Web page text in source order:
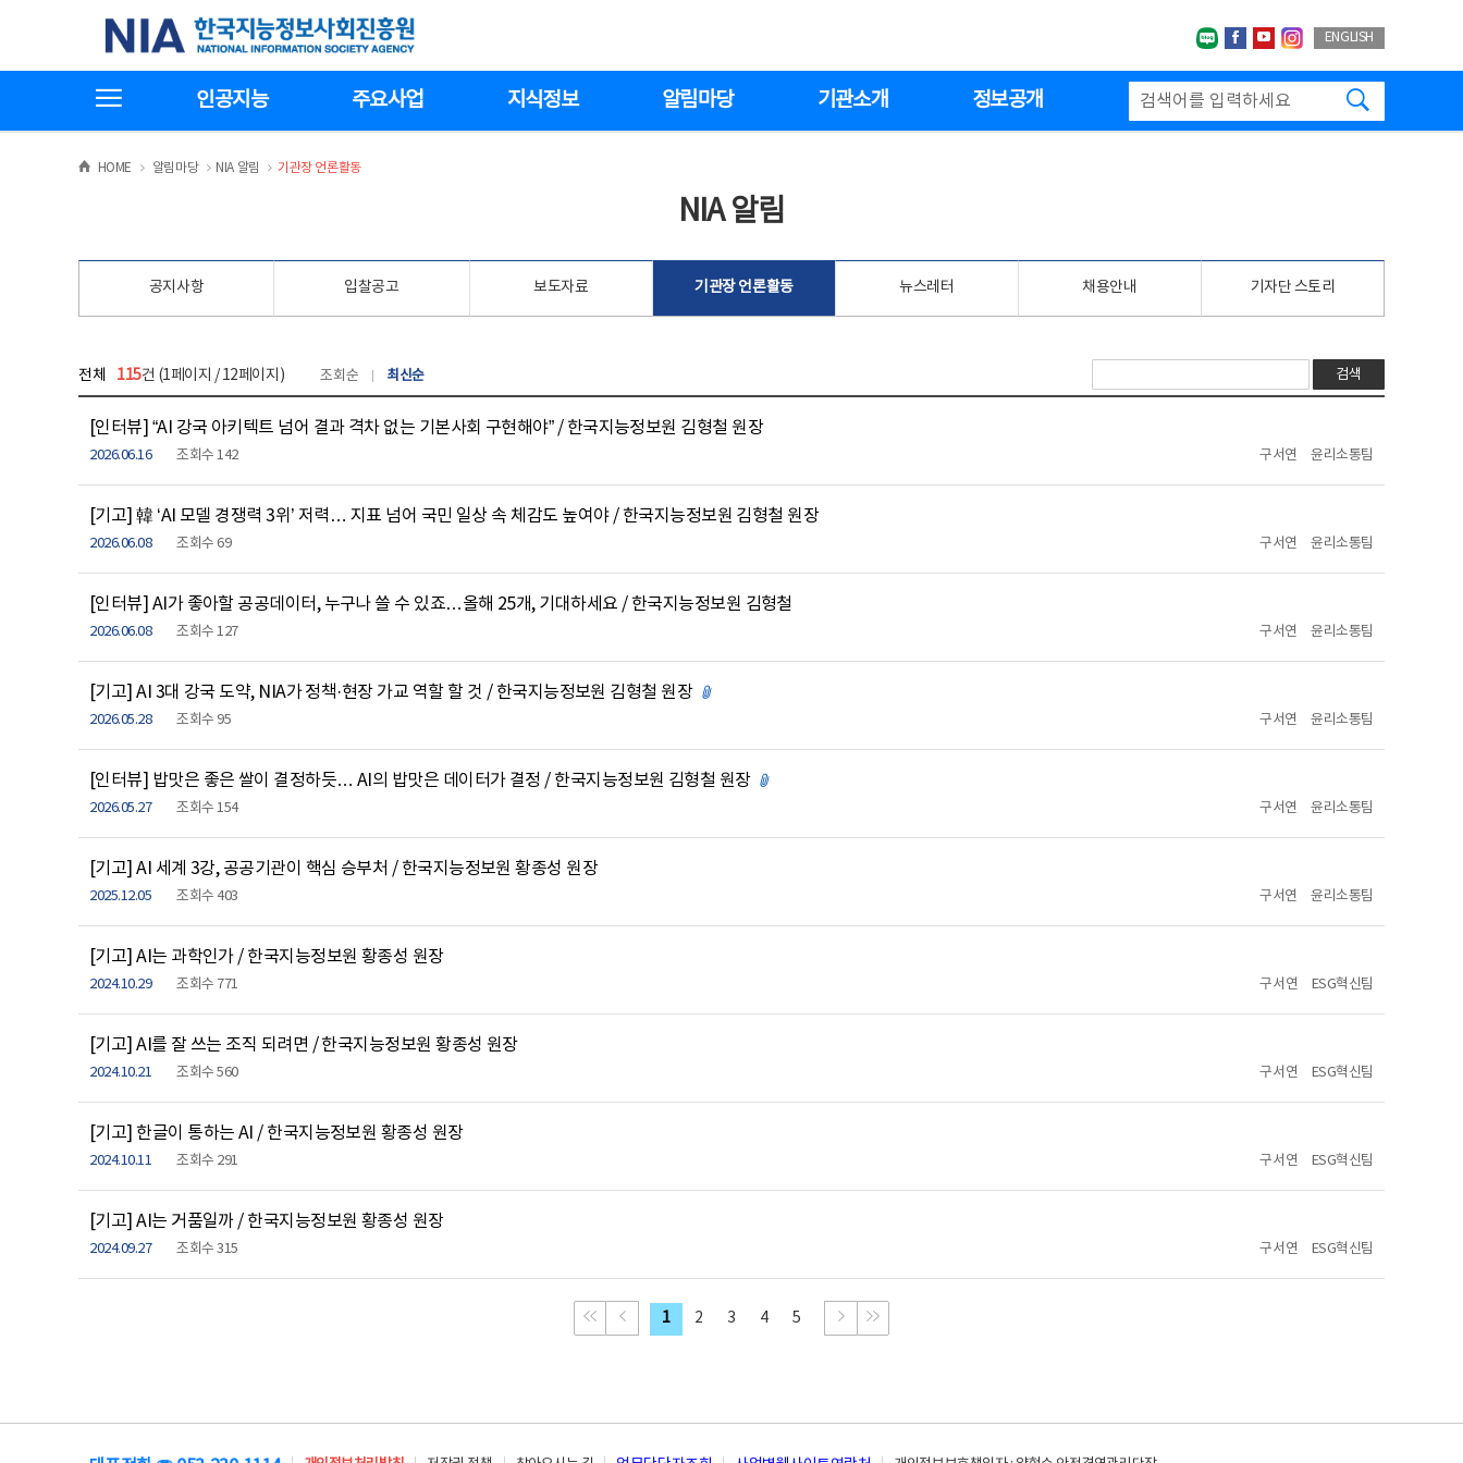
기
한국지능정보사회진흥원
네이버블로그
페이스북
유투브인스타그랩
ENGLISH
인공지능 주요사업 지식정보 알림마당 기관소개 정보공개
HOME >알림마당 >NIA 알림 >
기관장 언론활동
NIA 알림
공지사항 입찰공고 보도자료 기관장 언론활동 뉴스레터 채용안내 기자단 스토리
전체 115건 (1페이지 / 12페이지) 조회순 최신순 검색
[인터뷰] “AI 강국 아키텍트 넘어 결과 격차 없는 기본사회 구현해야” / 한국지능정보원 김형철 원장
2026.06.16 조회수 142 구서연 윤리소통팀
[기고] 韓 ‘AI 모델 경쟁력 3위’ 저력… 지표 넘어 국민 일상 속 체감도 높여야 / 한국지능정보원 김형철 원장
2026.06.08 조회수 69 구서연 윤리소통팀
[인터뷰] AI가 좋아할 공공데이터, 누구나 쓸 수 있죠…올해 25개, 기대하세요 / 한국지능정보원 김형철
2026.06.08 조회수 127 구서연 윤리소통팀
[기고] AI 3대 강국 도약, NIA가 정책·현장 가교 역할 할 것 / 한국지능정보원 김형철 원장 첨부파일 있음
2026.05.28 조회수 95 구서연 윤리소통팀
[인터뷰] 밥맛은 좋은 쌀이 결정하듯… AI의 밥맛은 데이터가 결정 / 한국지능정보원 김형철 원장 첨부파일 있음
2026.05.27 조회수 154 구서연 윤리소통팀
[기고] AI 세계 3강, 공공기관이 핵심 승부처 / 한국지능정보원 황종성 원장
2025.12.05 조회수 403 구서연 윤리소통팀
[기고] AI는 과학인가 / 한국지능정보원 황종성 원장
2024.10.29 조회수 771 구서연 ESG혁신팀
[기고] AI를 잘 쓰는 조직 되려면 / 한국지능정보원 황종성 원장
2024.10.21 조회수 560 구서연 ESG혁신팀
[기고] 한글이 통하는 AI / 한국지능정보원 황종성 원장
2024.10.11 조회수 291 구서연 ESG혁신팀
[기고] AI는 거품일까 / 한국지능정보원 황종성 원장
2024.09.27 조회수 315 구서연 ESG혁신팀
처음으로 이동
이전 페이지
1 2 3 4 5 다음 페이지